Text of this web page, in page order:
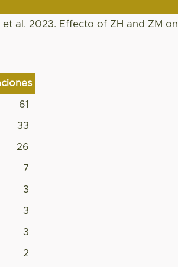
al. 2023. Effecto of ZH and ZM
61
33
26
7
3
3
3
2